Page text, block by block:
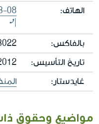
الهاتف: (تحويلة 8) 08-8523113 (تحويلة 8)
بالفاكس:
تاريخ التأسيس:
غايدستار:
مواضيع وحقوق